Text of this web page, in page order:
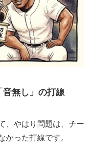
無し」の打線
、やはり問題は、チー
かった打線です。